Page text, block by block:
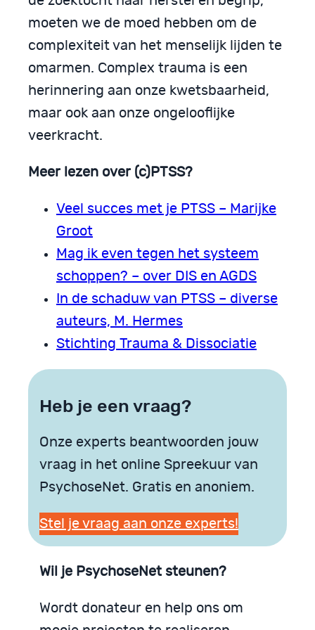
moeten we de moed hebben om de
complexiteit van het menselijk lijden te
omarmen. Complex trauma is een
herinnering aan onze kwetsbaarheid,
maar ook aan onze ongelooflijke
veerkracht.
Meer lezen over (c)PTSS?
Veel succes met je PTSS – Marijke
Groot
Mag ik even tegen het systeem
schoppen? – over DIS en AGDS
In de schaduw van PTSS – diverse
auteurs, M. Hermes
Stichting Trauma & Dissociatie
Heb je een vraag?
Onze experts beantwoorden jouw
vraag in het online Spreekuur van
PsychoseNet. Gratis en anoniem.
Stel je vraag aan onze experts!
Wil je PsychoseNet steunen?
Wordt donateur en help ons om